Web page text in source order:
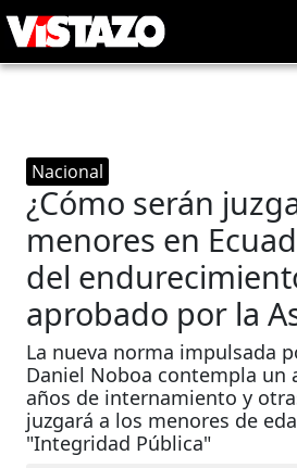
Nacional
¿Cómo serán
menores en
del
aprobado por la
La nueva norma impulsada
Daniel Noboa contempla un
años de internamiento y
juzgará a los menores de
"Integridad Pública"